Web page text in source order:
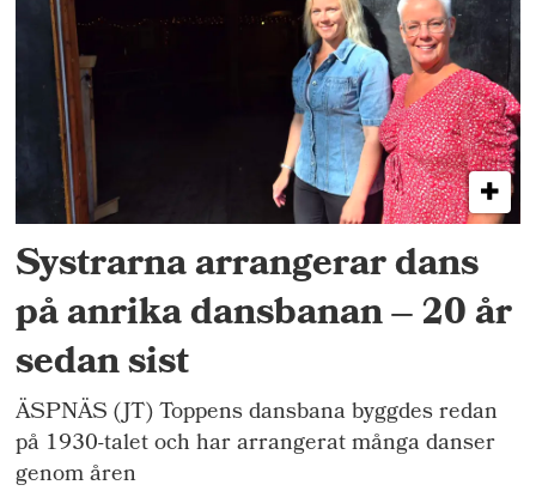
Systrarna arrangerar dans
på anrika dansbanan – 20 år
sedan sist
ÄSPNÄS (JT) Toppens dansbana byggdes redan
på 1930-talet och har arrangerat många danser
genom åren